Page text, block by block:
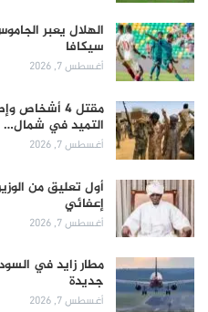
الهلال يعبر
سيكافا
أغسطس 7, 2026
مقتل 4
التميد في شمال…
أغسطس 7, 2026
أول تعليق من
إعفائي
أغسطس 7, 2026
مطار زايد في
جديدة
أغسطس 7, 2026